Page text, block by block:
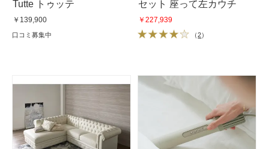
Tutte トゥッテ
￥139,900
口コミ募集中
セット 座って左カウチ
￥227,939
（2）